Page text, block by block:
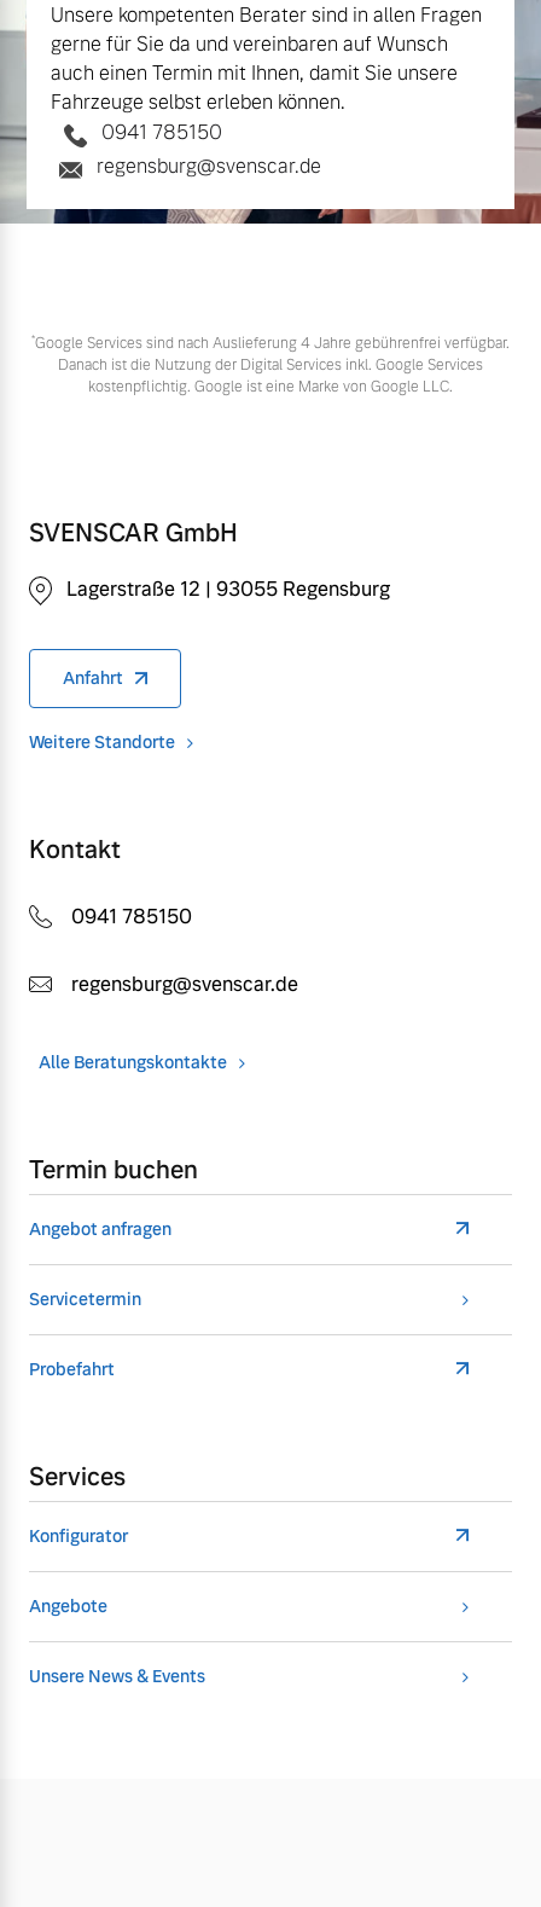
Unsere kompetenten Berater sind in allen Fragen
gerne für Sie da und vereinbaren auf Wunsch
auch einen Termin mit Ihnen, damit Sie unsere
Fahrzeuge selbst erleben können.
0941 785150
regensburg@svenscar.de
*Google Services sind nach Auslieferung 4 Jahre gebührenfrei verfügbar.
Danach ist die Nutzung der Digital Services inkl. Google Services
kostenpflichtig. Google ist eine Marke von Google LLC.
SVENSCAR GmbH
Lagerstraße 12 | 93055 Regensburg
Anfahrt
Weitere Standorte
Kontakt
0941 785150
regensburg@svenscar.de
Alle Beratungskontakte
Termin buchen
Angebot anfragen
Servicetermin
Probefahrt
Services
Konfigurator
Angebote
Unsere News & Events